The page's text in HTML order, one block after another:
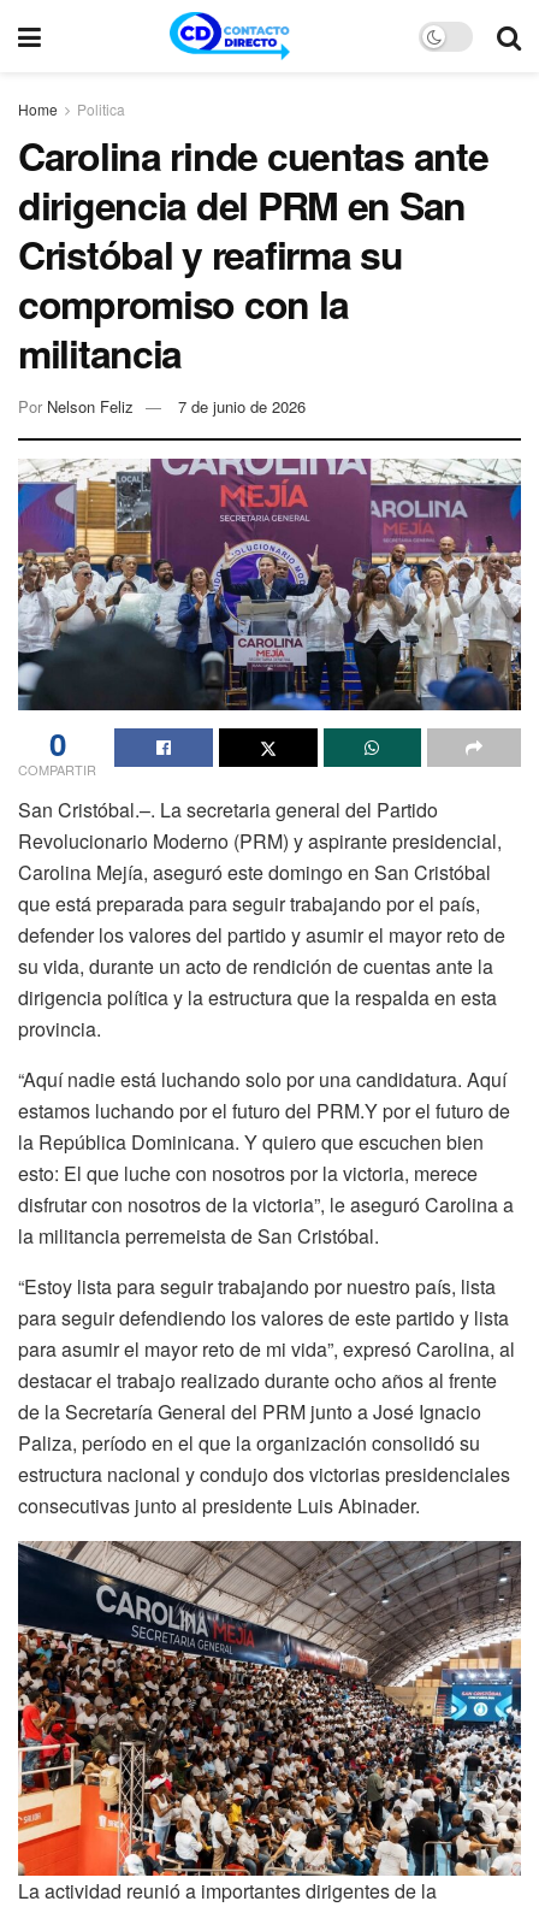
Home Politica
Carolina rinde cuentas ante
dirigencia del PRM en San
Cristóbal y reafirma su
compromiso con la
militancia
Por Nelson Feliz 7 de junio de 2026
0
COMPARTIR
San Cristóbal.–. La secretaria general del Partido
Revolucionario Moderno (PRM) y aspirante presidencial,
Carolina Mejía, aseguró este domingo en San Cristóbal
que está preparada para seguir trabajando por el país,
defender los valores del partido y asumir el mayor reto de
su vida, durante un acto de rendición de cuentas ante la
dirigencia política y la estructura que la respalda en esta
provincia.
“Aquí nadie está luchando solo por una candidatura. Aquí
estamos luchando por el futuro del PRM.Y por el futuro de
la República Dominicana. Y quiero que escuchen bien
esto: El que luche con nosotros por la victoria, merece
disfrutar con nosotros de la victoria”, le aseguró Carolina a
la militancia perremeista de San Cristóbal.
“Estoy lista para seguir trabajando por nuestro país, lista
para seguir defendiendo los valores de este partido y lista
para asumir el mayor reto de mi vida”, expresó Carolina, al
destacar el trabajo realizado durante ocho años al frente
de la Secretaría General del PRM junto a José Ignacio
Paliza, período en el que la organización consolidó su
estructura nacional y condujo dos victorias presidenciales
consecutivas junto al presidente Luis Abinader.
La actividad reunió a importantes dirigentes de la